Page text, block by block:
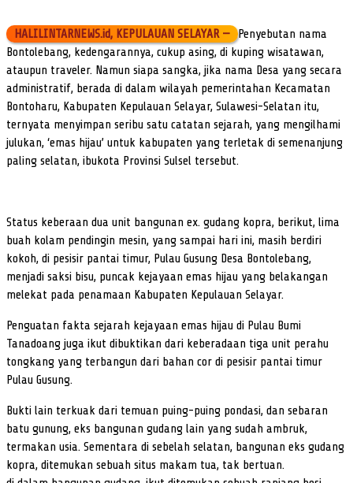
HALILINTARNEWS.id, KEPULAUAN SELAYAR — Penyebutan nama
Bontolebang, kedengarannya, cukup asing, di kuping wisatawan,
ataupun traveler. Namun siapa sangka, jika nama Desa yang secara
administratif, berada di dalam wilayah pemerintahan Kecamatan
Bontoharu, Kabupaten Kepulauan Selayar, Sulawesi-Selatan itu,
ternyata menyimpan seribu satu catatan sejarah, yang mengilhami
julukan, ‘emas hijau’ untuk kabupaten yang terletak di semenanjung
paling selatan, ibukota Provinsi Sulsel tersebut.
Status keberaan dua unit bangunan ex. gudang kopra, berikut, lima
buah kolam pendingin mesin, yang sampai hari ini, masih berdiri
kokoh, di pesisir pantai timur, Pulau Gusung Desa Bontolebang,
menjadi saksi bisu, puncak kejayaan emas hijau yang belakangan
melekat pada penamaan Kabupaten Kepulauan Selayar.
Penguatan fakta sejarah kejayaan emas hijau di Pulau Bumi
Tanadoang juga ikut dibuktikan dari keberadaan tiga unit perahu
tongkang yang terbangun dari bahan cor di pesisir pantai timur
Pulau Gusung.
Bukti lain terkuak dari temuan puing-puing pondasi, dan sebaran
batu gunung, eks bangunan gudang lain yang sudah ambruk,
termakan usia. Sementara di sebelah selatan, bangunan eks gudang
kopra, ditemukan sebuah situs makam tua, tak bertuan.